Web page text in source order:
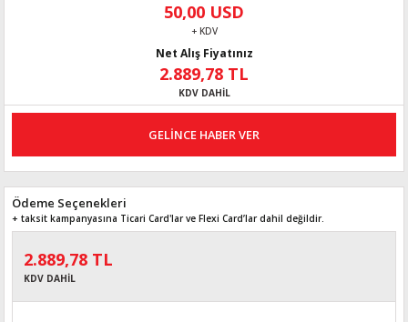
50,00 USD
+ KDV
Net Alış Fiyatınız
2.889,78 TL
KDV DAHİL
GELİNCE HABER VER
Ödeme Seçenekleri
+ taksit kampanyasına Ticari Card'lar ve Flexi Card’lar dahil değildir.
2.889,78 TL
KDV DAHİL